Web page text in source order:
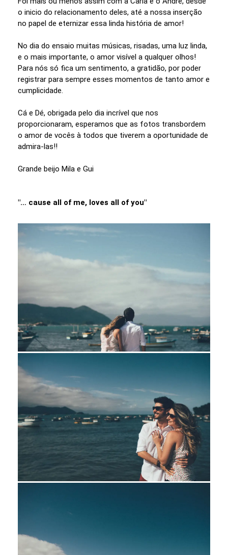
o inicio do relacionamento deles, até a nossa inserção
no papel de eternizar essa linda história de amor!
No dia do ensaio muitas músicas, risadas, uma luz linda,
e o mais importante, o amor visível a qualquer olhos!
Para nós só fica um sentimento, a gratidão, por poder
registrar para sempre esses momentos de tanto amor e
cumplicidade.
Cá e Dé, obrigada pelo dia incrível que nos
proporcionaram, esperamos que as fotos transbordem
o amor de vocês à todos que tiverem a oportunidade de
admira-las!!
Grande beijo Mila e Gui
"… cause all of me, loves all of you"